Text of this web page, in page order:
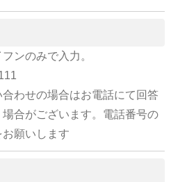
ンのみで入力。
わせの場合はお電話にて回答
場合がございます。電話番号の
願いします